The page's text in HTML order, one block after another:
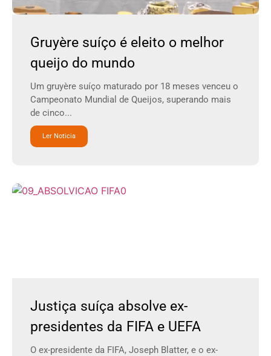
Gruyère suíço é eleito o melhor
queijo do mundo
Um gruyère suíço maturado por 18 meses venceu o
Campeonato Mundial de Queijos, superando mais
de cinco...
Ler Noticia
Justiça suíça absolve ex-
presidentes da FIFA e UEFA
O ex-presidente da FIFA, Joseph Blatter, e o ex-